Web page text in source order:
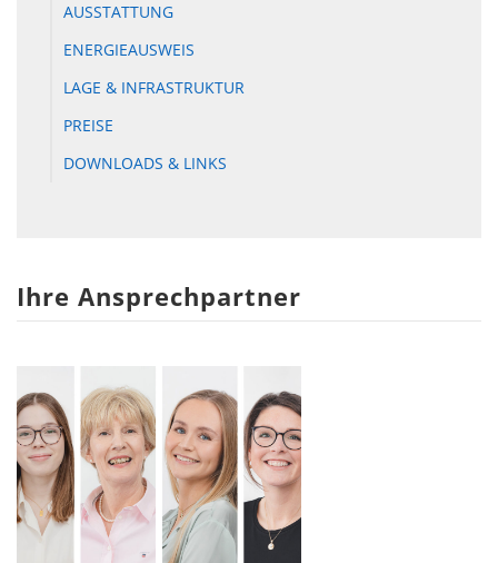
AUSSTATTUNG
ENERGIEAUSWEIS
LAGE & INFRASTRUKTUR
PREISE
DOWNLOADS & LINKS
Ihre Ansprechpartner